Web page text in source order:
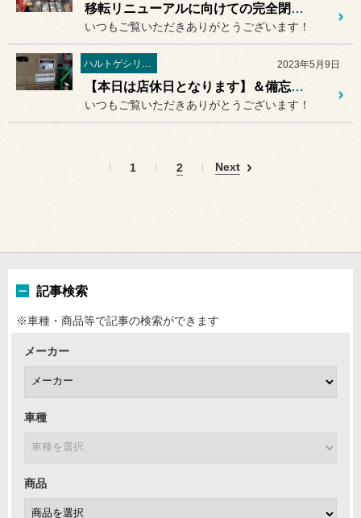
移転リニューアルに向けての完全閉店まで本日含め残り4日となりました！
いつもご覧いただきありがとうございます！
ハルトゲシリーズ 2023年5月9日
【本日は店休日となります】＆備忘録＆移転後のお取り付け予定のご紹介
いつもご覧いただきありがとうございます！
1 2 Next
記事検索
※車種・商品等で記事の検索ができます
メーカー
車種
商品